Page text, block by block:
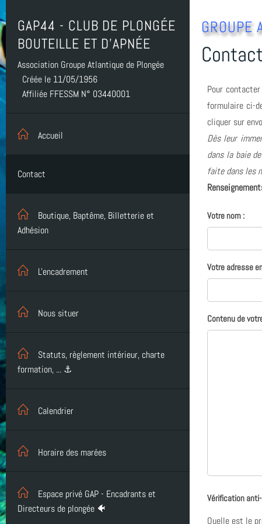
GAP44 - CLUB DE PLONGÉE
BOUTEILLE ET D'APNÉE
Association Groupe Atlantique de Plongée
Créée le 11/05/1956
Affiliée FFESSM N° 03440001
Accueil
Contact
Boutique, Baptême, Billetterie et
Adhésion
L'encadrement
Nous situer
Statuts, règlement intérieur, charte
formation, ... ⚓
Calendrier
Horaire des marées
Espace privé GAP - Encadrants et
Directeurs de plongée 🐠
GROUPE
Contact
Pour
formulaire ci-
cliquer sur
Dès leur
dans la baie
faite dans les
Votre nom :
Votre adresse
Contenu de
Vérification
Quelle est le